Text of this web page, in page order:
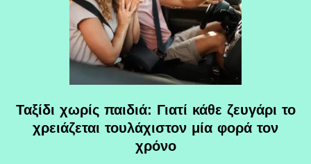
Ταξίδι χωρίς παιδιά: Γιατί κάθε ζευγάρι το
χρειάζεται τουλάχιστον μία φορά τον
χρόνο